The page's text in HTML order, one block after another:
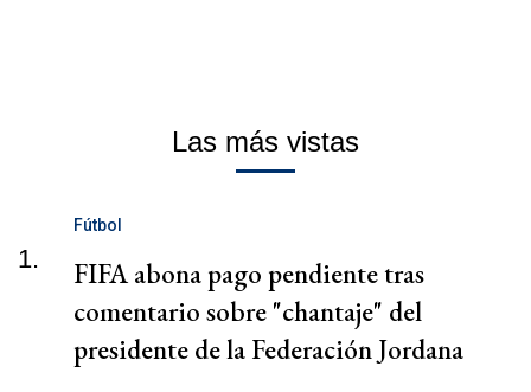
Las más vistas
1.
Fútbol
FIFA abona pago pendiente tras
comentario sobre "chantaje" del
presidente de la Federación Jordana